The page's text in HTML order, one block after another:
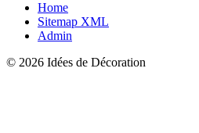
Home
Sitemap XML
Admin
© 2026 Idées de Décoration